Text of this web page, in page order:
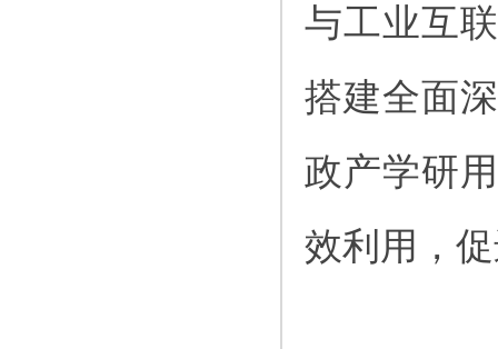
与工业互
搭建全面
政产学研
效利用，